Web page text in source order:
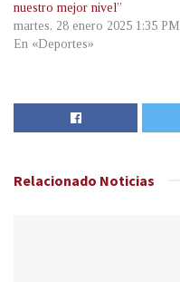
nuestro mejor nivel”
martes, 28 enero 2025 1:35 PM
En «Deportes»
Relacionado Noticias